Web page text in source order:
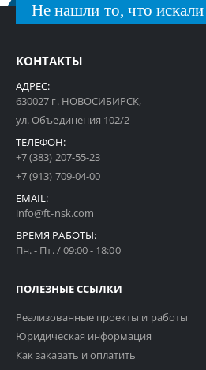
Не нашли то, что
КОНТАКТЫ
АДРЕС:
630027 г. НОВОСИБИРСК,
ул. Объединения 102/2
ТЕЛЕФОН:
+7 (383) 207-55-23
+7 (913) 709-04-00
EMAIL:
info@ft-nsk.com
ВРЕМЯ РАБОТЫ:
Пн. - Пт. / 09:00 - 18:00
ПОЛЕЗНЫЕ ССЫЛКИ
Реализованные проекты и работы
Юридическая информация
Как заказать и оплатить